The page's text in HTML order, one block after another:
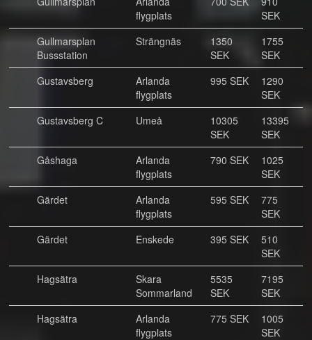
flygplats
SEK
Gullmarsplan
Bussstation
Strängnäs
1350
SEK
1755
SEK
Gustavsberg
Arlanda
flygplats
995 SEK
1290
SEK
Gustavsberg C
Umeå
10305
SEK
13395
SEK
Gåshaga
Arlanda
flygplats
790 SEK
1025
SEK
Gärdet
Arlanda
flygplats
595 SEK
775
SEK
Gärdet
Enskede 395 SEK
510
SEK
Hagsätra
Skara
Sommarland
5535
SEK
7195
SEK
Hagsätra
Arlanda
flygplats
775 SEK
1005
SEK